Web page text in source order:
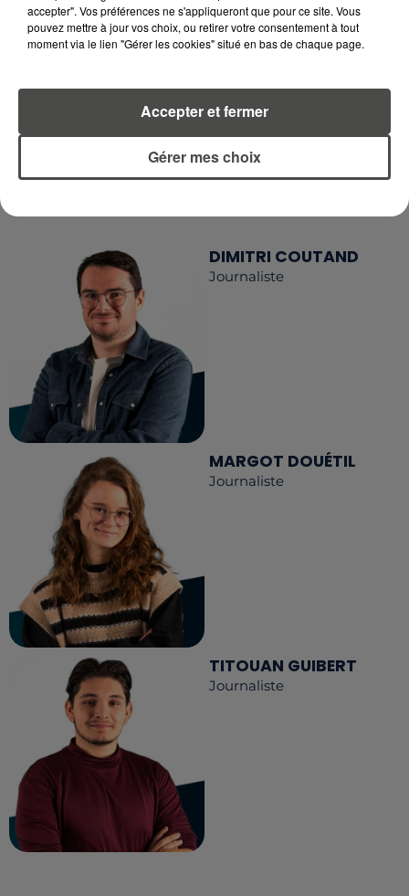
RETROUVEZ TOUTE L'ACTU DE LA RÉGION ET
RECEVEZ LES ALERTES INFOS DE LA RÉDACTION
RCA
LA RÉDACTION
RCA
Voir toute l'équipe RCA
DIMITRI COUTAND
Journaliste
MARGOT DOUÉTIL
Journaliste
TITOUAN GUIBERT
Journaliste
accepter". Vos préférences ne s'appliqueront que pour ce site. Vous
pouvez mettre à jour vos choix, ou retirer votre consentement à tout
moment via le lien "Gérer les cookies" situé en bas de chaque page.
Gérer mes choix
Accepter et fermer